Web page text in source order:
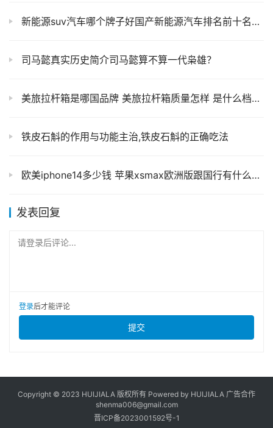
新能源suv汽车哪个牌子好国产新能源汽车排名前十名及价格图片
司马懿真实历史简介司马懿算不算一代枭雄？
美旅拉杆箱是哪国品牌 美旅拉杆箱质量怎样 是什么档次 美旅拉杆箱和外交官拉杆箱哪个好
铁皮石斛的作用与功能主治,铁皮石斛的正确吃法
欧美iphone14多少钱 苹果xsmax欧洲版跟国行有什么差别
发表回复
请登录后评论...
登录后才能评论
提交
Copyright © 2023 HUIJIALA 版权所有 Powered by HUIJIALA 广告合作
shenma006@gmail.com
晋ICP备2023001592号-1